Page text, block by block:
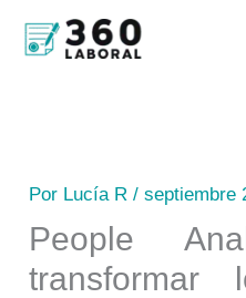
Por Lucía R/septiembre
People
B
u
r